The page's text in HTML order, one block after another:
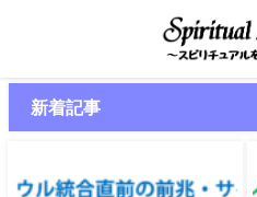
新着記事